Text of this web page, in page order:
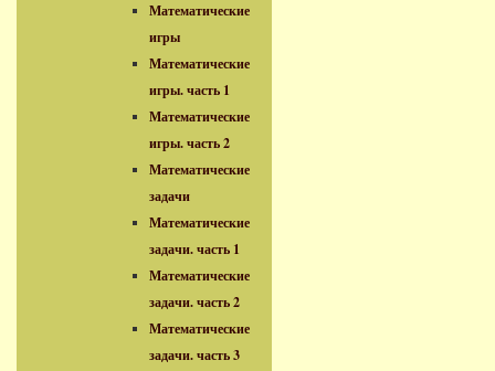
Математические
игры
Математические
игры. часть 1
Математические
игры. часть 2
Математические
задачи
Математические
задачи. часть 1
Математические
задачи. часть 2
Математические
задачи. часть 3